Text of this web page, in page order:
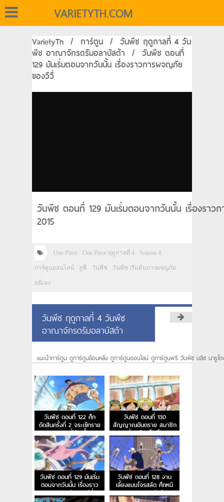
VARIETYTH.COM
VarietyTh / การ์ตูน / วันพีช ฤดูกาลที่ 4 วัน
พีช อาณาจักรดรัมอลาบัสต้า / วันพีช ตอนที่
129 มันเริ่มตอนจากวันนั้น เรื่องราวการผจญภัย
ของวีวี่
วันพีช ตอนที่ 129 มันเริ่มตอนจากวันนั้น เรื่องราว
2015
One Piece One Piece ฤดูกาลที่ 4 Season 4
การ์ตูนออนไลน์ ลูฟี่ วันพีช วันพีช เริ่มต้นการผจญภัย
อนิเมะ
วันพีช ฤดูกาลที่ 4 วันพีช
อาณาจักรดรัมอลาบัสต้า
แนะนำการ์ตูน ดูการ์ตูนย้อนหลัง ดูการ์ตูนออนไลน์ ดูการ์ตูนฟรี วันพีซ บลีซ นารูโตะ
วันพีช ตอนที่ 122 ศึก
ตัดสินครั้งที่ 2 จระเข้ทราย
ปะทะ ลูฟี่ร่างน้ำ
วันพีช ตอนที่ 130
สัญญาณอันตราย สมาชิก
คนที่ 7 คือนิโค โรบิน
วันพีช ตอนที่ 129 มันเริ่ม
ตอนจากวันนั้น เรื่องราว
การผจญภัยของวีวี่
วันพีช ตอนที่ 128 งาน
เลี้ยงแบบโจรสลัด ศึกหนี
ออกจากอาราบัสต้า!